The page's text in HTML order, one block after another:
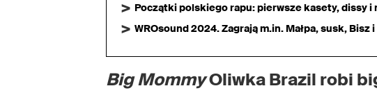
Początki polskiego rapu: pierwsze kasety, dissy i
WROsound 2024. Zagrają m.in. Małpa, susk, Bisz
Big MommyOliwka Brazil robi